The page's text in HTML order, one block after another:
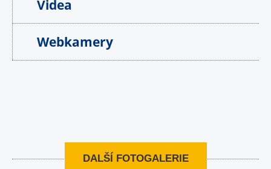
Videa
Webkamery
DALŠÍ FOTOGALERIE